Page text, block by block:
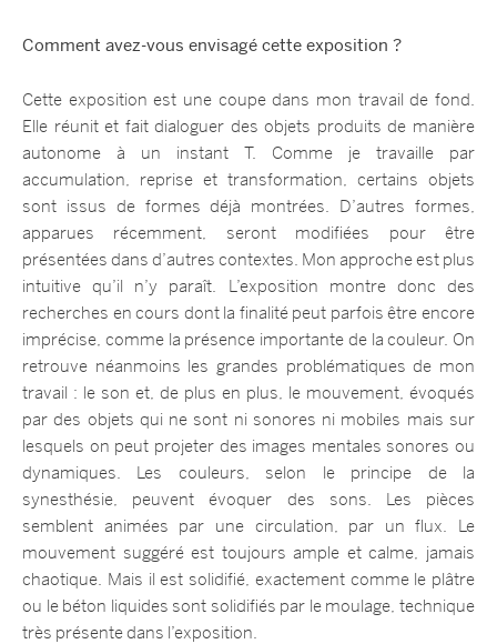
Comment avez-vous envisagé cette exposition ?
Cette exposition est une coupe dans mon travail de fond.
Elle réunit et fait dialoguer des objets produits de manière
autonome à un instant T. Comme je travaille par
accumulation, reprise et transformation, certains objets
sont issus de formes déjà montrées. D’autres formes,
apparues récemment, seront modifiées pour être
présentées dans d’autres contextes. Mon approche est plus
intuitive qu’il n’y paraît. L’exposition montre donc des
recherches en cours dont la finalité peut parfois être encore
imprécise, comme la présence importante de la couleur. On
retrouve néanmoins les grandes problématiques de mon
travail : le son et, de plus en plus, le mouvement, évoqués
par des objets qui ne sont ni sonores ni mobiles mais sur
lesquels on peut projeter des images mentales sonores ou
dynamiques. Les couleurs, selon le principe de la
synesthésie, peuvent évoquer des sons. Les pièces
semblent animées par une circulation, par un flux. Le
mouvement suggéré est toujours ample et calme, jamais
chaotique. Mais il est solidifié, exactement comme le plâtre
ou le béton liquides sont solidifiés par le moulage, technique
très présente dans l’exposition.